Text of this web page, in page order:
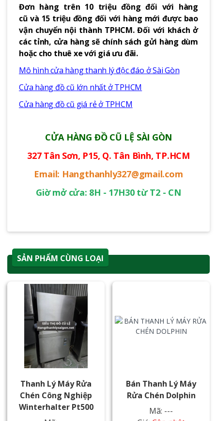
Đơn hàng trên 10 triệu đồng đối với hàng
cũ và 15 triệu đồng đối với hàng mới được bao
vận chuyển nội thành TPHCM. Đối với khách ở
các tỉnh, cửa hàng sẽ chính sách gửi hàng dùm
hoặc cho thuê xe với giá ưu đãi.
Mô hình cửa hàng thanh lý độc đáo ở Sài Gòn
Cửa hàng đồ cũ lớn nhất ở TPHCM
Cửa hàng đồ cũ giá rẻ ở TPHCM
CỬA HÀNG ĐỒ CŨ LỆ SÀI GÒN
327 Tân Sơn, P15, Q. Tân Bình, TP.HCM
Email: Hangthanhly327@gmail.com
Giờ mở cửa: 8H - 17H30 từ T2 - CN
SẢN PHẨM CÙNG LOẠI
Thanh Lý Máy Rửa
Chén Công Nghiệp
Winterhalter Pt500
Bán Thanh Lý Máy
Rửa Chén Dolphin
Mã: ---